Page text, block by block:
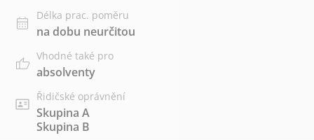
Délka prac. poměru
na dobu neurčitou
Vhodné také pro
absolventy
Řidičské oprávnění
Skupina A
Skupina B